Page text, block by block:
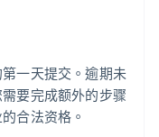
一天提交。逾期未
要完成额外的步骤
合法资格。